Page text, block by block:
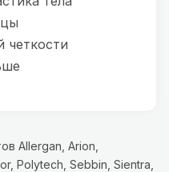
четкости
Allergan, Arion,
Polytech, Sebbin, Sientra,